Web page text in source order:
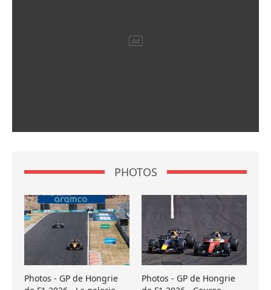
PHOTOS
Photos - GP de Hongrie
Photos - GP de Hongrie